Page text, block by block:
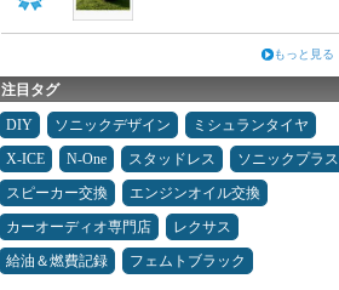
もっと見る
注目タグ
DIY ソニックデザイン
ミシュランタイヤ
X-ICE
N-One スタッドレス
ソニックプラス
スピーカー交換
エンジンオイル交換
カーオーディオ専門店
レクサス
給油＆燃費記録
フェムトブラック